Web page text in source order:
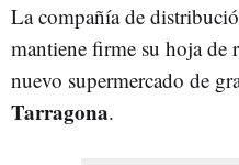
La compañía de
mantiene firme su hoja de
nuevo supermercado de
Tarragona.